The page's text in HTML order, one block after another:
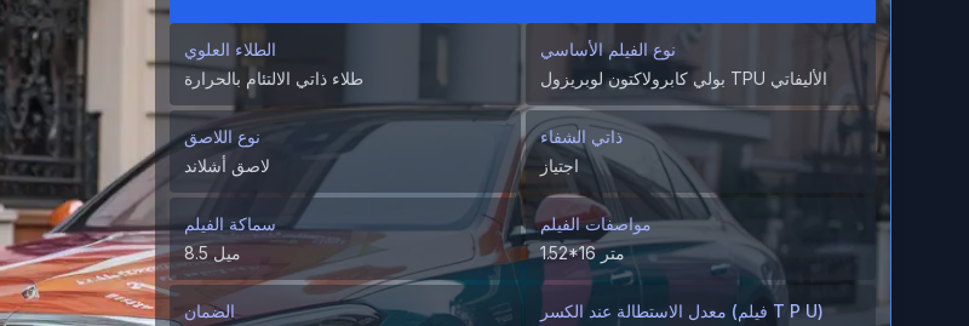
الطلاء العلوي
طلاء ذاتي الالتئام بالحرارة
نوع الفيلم الأساسي
بولي كابرولاكتون لوبريزول TPU الأليفاتي
نوع اللاصق
لاصق أشلاند
ذاتي الشفاء
اجتياز
سماكة الفيلم
8.5 ميل
مواصفات الفيلم
1.52*16 متر
الضمان
معدل الاستطالة عند الكسر (فيلم T P U)